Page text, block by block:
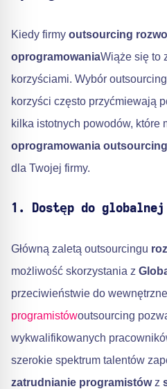
Kiedy firmy outsourcing
oprogramowaniaWiąże się to
korzyściami. Wybór
korzyści często przyćmiewają
kilka istotnych powodów, które
oprogramowania outsourcing
dla Twojej firmy.
1. Dostęp do
Główną zaletą outsourcingu
możliwość skorzystania z
przeciwieństwie do
programistówoutsourcing
wykwalifikowanych
szerokie spektrum talentów
zatrudnianie programistów z